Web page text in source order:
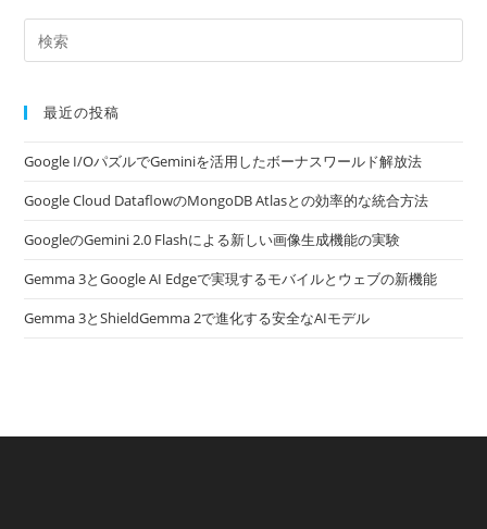
最近の投稿
Google I/OパズルでGeminiを活用したボーナスワールド解放法
Google Cloud DataflowのMongoDB Atlasとの効率的な統合方法
GoogleのGemini 2.0 Flashによる新しい画像生成機能の実験
Gemma 3とGoogle AI Edgeで実現するモバイルとウェブの新機能
Gemma 3とShieldGemma 2で進化する安全なAIモデル